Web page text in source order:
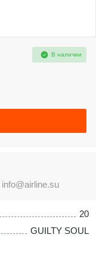
20
GUILTY SOUL
В наличии
info@airline.su